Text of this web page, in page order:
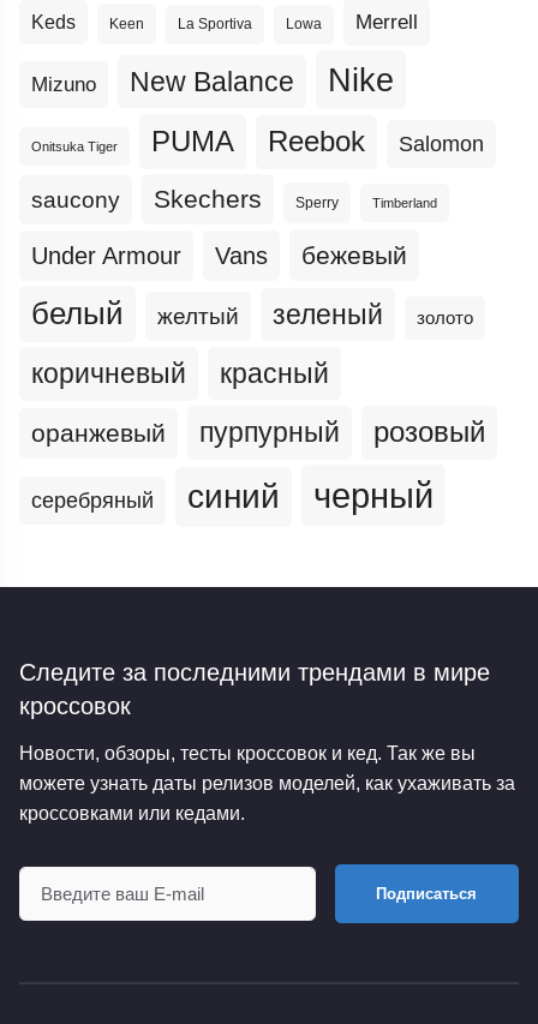
Keds Keen La Sportiva Lowa Merrell
Mizuno New Balance Nike
Onitsuka Tiger PUMA Reebok Salomon
saucony Skechers Sperry Timberland
Under Armour Vans бежевый
белый желтый зеленый золото
коричневый красный
оранжевый пурпурный розовый
серебряный синий черный
Следите за последними трендами в мире
кроссовок
Новости, обзоры, тесты кроссовок и кед. Так же вы
можете узнать даты релизов моделей, как ухаживать за
кроссовками или кедами.
Подписаться